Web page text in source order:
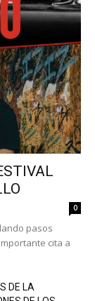
0
pasos
cita a
DE LA